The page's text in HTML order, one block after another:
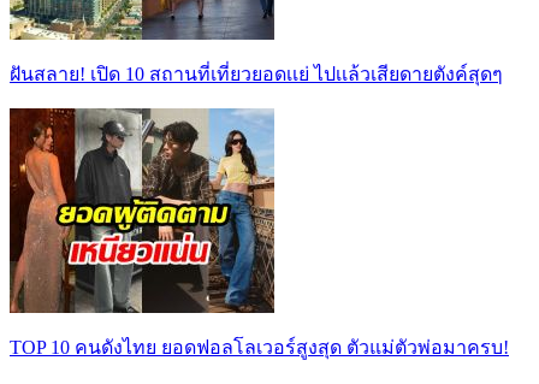
ฝันสลาย! เปิด 10 สถานที่เที่ยวยอดเเย่ ไปเเล้วเสียดายตังค์สุดๆ
TOP 10 คนดังไทย ยอดฟอลโลเวอร์สูงสุด ตัวแม่ตัวพ่อมาครบ!